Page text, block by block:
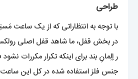
طراحی
با توجه به انتظاراتی که از یک ساعت
در بخش قفل، ما شاهد قفل اصلی
ر اِلِمانِ بند برای اینکه تکرار مکررات
جنس فلز استفاده شده در کل این